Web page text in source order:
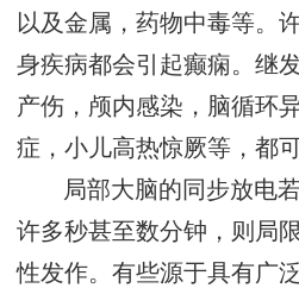
以及金属，药物中毒等。
身疾病都会引起癫痫。继
产伤，颅内感染，脑循环
症，小儿高热惊厥等，都
局部大脑的同步放电
许多秒甚至数分钟，则局
性发作。有些源于具有广